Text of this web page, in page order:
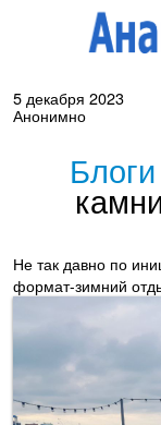
5 декабря 2023
Анонимно
Блоги
Не так давно по
формат-зимний